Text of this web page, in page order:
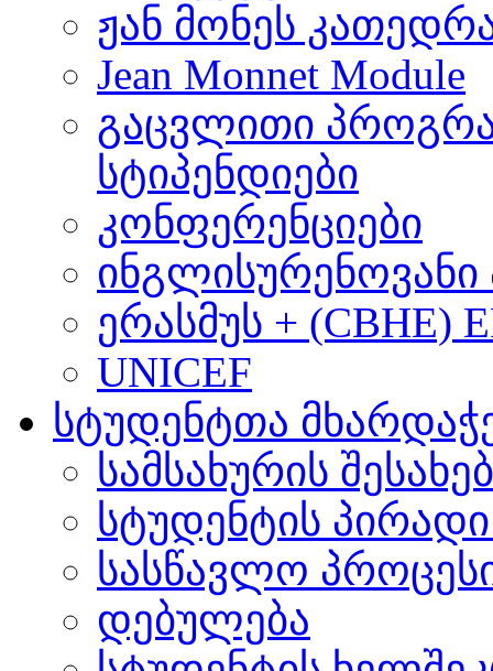
ჟან მონეს
Jean Monnet Module
გაცვლითი
სტიპენდიები
კონფერენციები
ერასმუს + (CBHE)
UNICEF
სტუდენტთა
სამსახურის შესახებ
სტუდენტის
სასწავლო
დებულება